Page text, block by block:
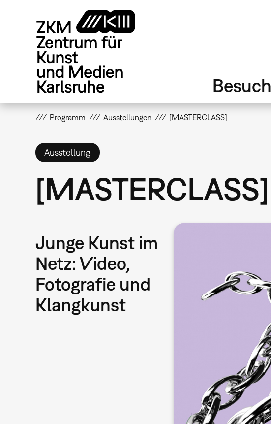
Besuch
Programm Ausstellungen [MASTERCLASS]
Ausstellung
[MASTERCLASS]
Junge Kunst im
Netz: Video,
Fotografie und
Klangkunst